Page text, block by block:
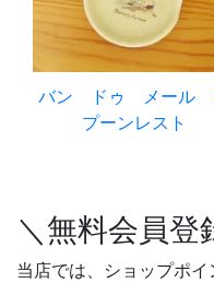
バン ドゥ メール
プーンレスト
＼無料会員登
当店では、ショップポイ